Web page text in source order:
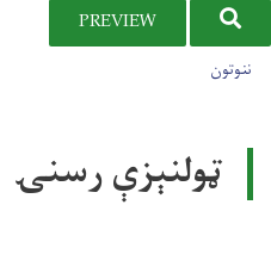
SEARCH
PREVIEW
User account menu
ننوتون
ټولنېزې رسنۍ